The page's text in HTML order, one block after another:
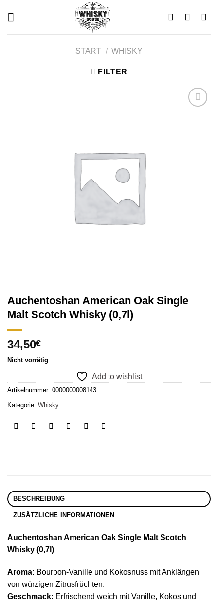
START / WHISKY
FILTER
Auchentoshan American Oak Single
Malt Scotch Whisky (0,7l)
34,50€
Nicht vorrätig
Add to wishlist
Artikelnummer: 0000000008143
Kategorie: Whisky
BESCHREIBUNG
ZUSÄTZLICHE INFORMATIONEN
Auchentoshan American Oak Single Malt Scotch
Whisky (0,7l)
Aroma: Bourbon-Vanille und Kokosnuss mit Anklängen
von würzigen Zitrusfrüchten.
Geschmack: Erfrischend weich mit Vanille, Kokos und